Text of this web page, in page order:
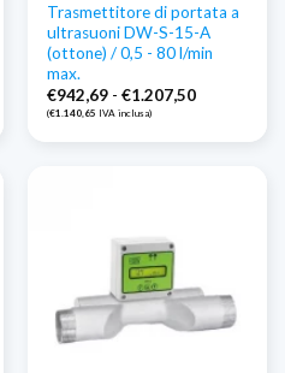
Trasmettitore di portata a
ultrasuoni DW-S-15-A
(ottone) / 0,5 - 80 l/min
max.
€942,69 - €1.207,50Fascia
Da
(€1.140,65 IVA inclusa)